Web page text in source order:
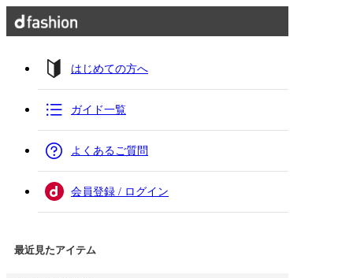
はじめての方へ
ガイド一覧
よくあるご質問
会員登録 / ログイン
最近見たアイテム